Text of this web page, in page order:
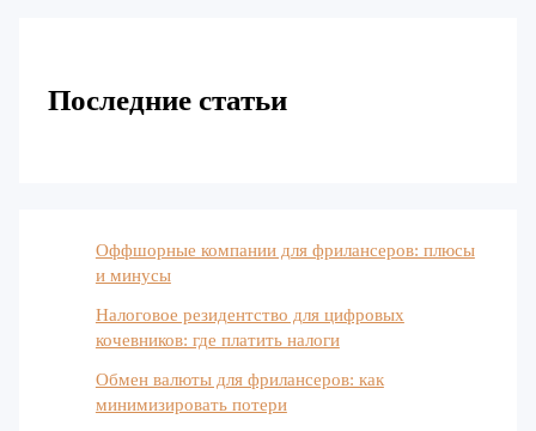
Последние статьи
Оффшорные компании для фрилансеров: плюсы
и минусы
Налоговое резидентство для цифровых
кочевников: где платить налоги
Обмен валюты для фрилансеров: как
минимизировать потери